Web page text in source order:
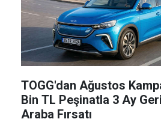
TOGG'dan Ağustos
Bin TL Peşinatla 3 Ay
Araba Fırsatı